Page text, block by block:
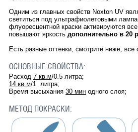
Одним из главных свойств Noxton UV
светиться под ультрафиолетовыми
флуоресцентной краски активируются
повышают яркость дополнительно в 20
Есть разные оттенки, смотрите ниже, все
ОСНОВНЫЕ СВОЙСТВА:
Расход 7 кв.м/0.5 литра;
14 кв.м/1 литра;
Время высыхания 30 минодного слоя;
МЕТОД ПОКРАСКИ: